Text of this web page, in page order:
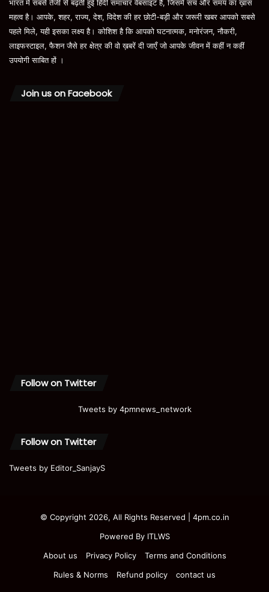
भारत में सबसे तेजी से बढ़ती हुई हिंदी समाचार वेबसाइट है, जिसमें सच और समय का ख़ास
महत्व है। आपके, शहर, राज्य, देश, विदेश की हर छोटी-बड़ी और जरूरी खबर आपको सबसे
पहले मिले, यही इसका लक्ष्य है। कोशिश है कि आपको घटनात्मक, मनोरंजन, नौकरी,
लाइफस्टाइल, फैशन जैसे हर क्षेत्र की वो ख़बरें दी जाएँ जो आपके जीवन में कहीं न कहीं
उपयोगी साबित हों ।
Join us on Facebook
Follow on Twitter
Tweets by 4pmnews_network
Follow on Twitter
Tweets by Editor_SanjayS
© Copyright 2026, All Rights Reserved | 4pm.co.in
Powered By ITLWS
About us
Privacy Policy
Terms and Conditions
Rules & Norms
Refund policy contact us